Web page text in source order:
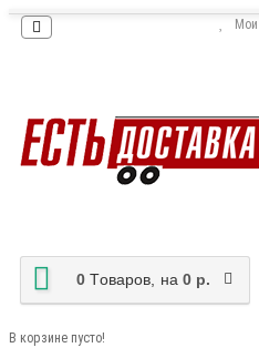
0 Tоваров, на 0 р.
В корзине пусто!